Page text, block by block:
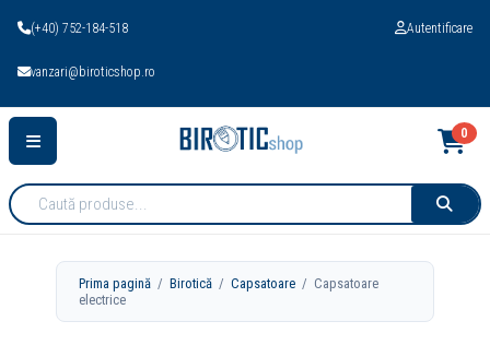
(+40) 752-184-518
vanzari@biroticshop.ro
Autentificare
Cauta
produse:
0
Prima pagină /Birotică /Capsatoare / Capsatoare
electrice